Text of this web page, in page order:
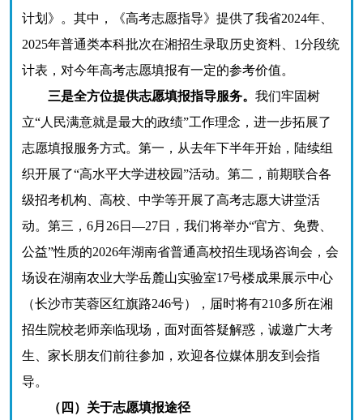
计划》。其中，《高考志愿指导》提供了我省2024年、
2025年普通类本科批次在湘招生录取历史资料、1分段统
计表，对今年高考志愿填报有一定的参考价值。
三是全方位提供志愿填报指导服务。 我们牢固树
立“人民满意就是最大的政绩”工作理念，进一步拓展了
志愿填报服务方式。第一，从去年下半年开始，陆续组
织开展了“高水平大学进校园”活动。第二，前期联合各
级招考机构、高校、中学等开展了高考志愿大讲堂活
动。第三，6月26日—27日，我们将举办“官方、免费、
公益”性质的2026年湖南省普通高校招生现场咨询会，会
场设在湖南农业大学岳麓山实验室17号楼成果展示中心
（长沙市芙蓉区红旗路246号），届时将有210多所在湘
招生院校老师亲临现场，面对面答疑解惑，诚邀广大考
生、家长朋友们前往参加，欢迎各位媒体朋友到会指
导。
（四）关于志愿填报途径